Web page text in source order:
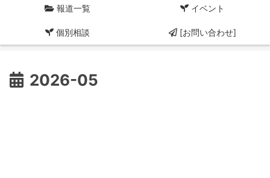
報道一覧 イベント
個別相談 [お問い合わせ]
2026-05